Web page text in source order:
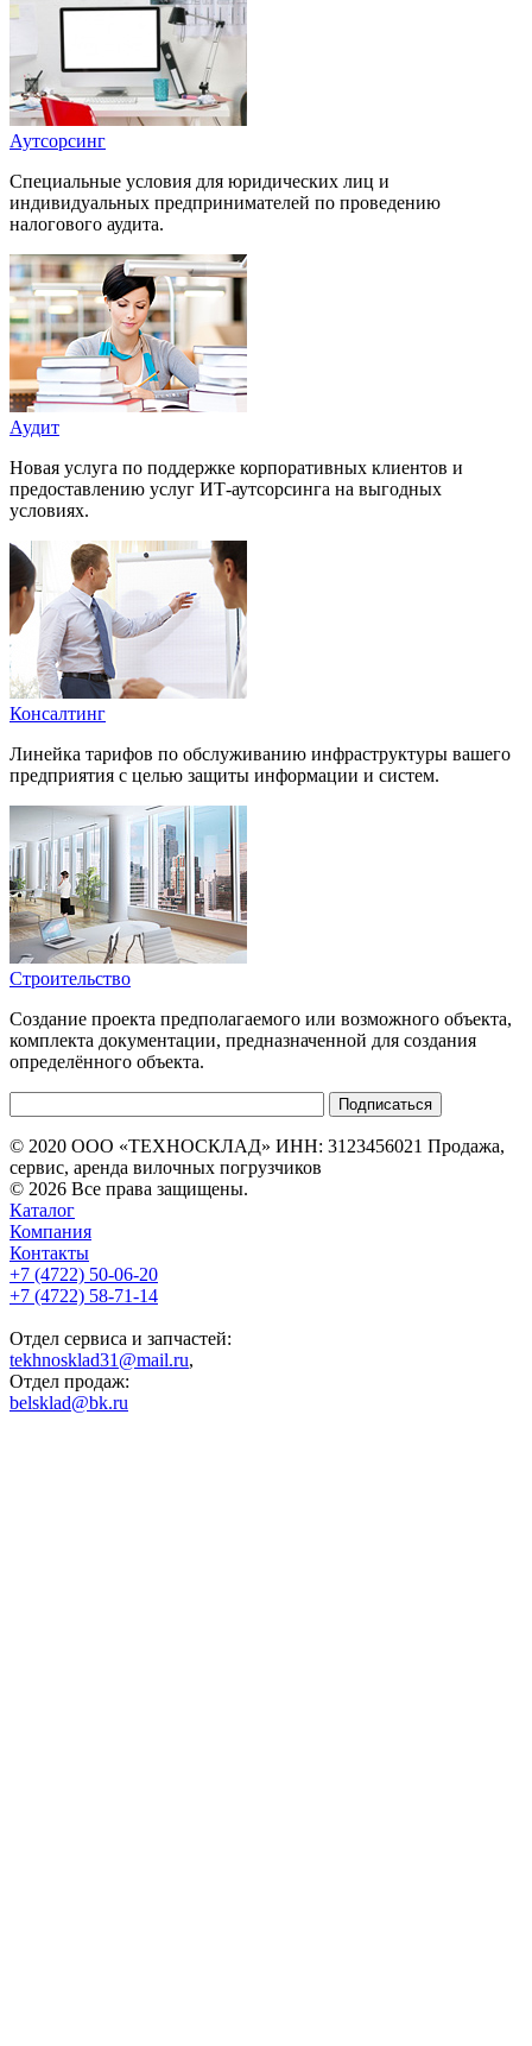
Аутсорсинг
Специальные условия для юридических лиц и
индивидуальных предпринимателей по проведению
налогового аудита.
Аудит
Новая услуга по поддержке корпоративных клиентов и
предоставлению услуг ИТ-аутсорсинга на выгодных
условиях.
Консалтинг
Линейка тарифов по обслуживанию инфраструктуры вашего
предприятия с целью защиты информации и систем.
Строительство
Создание проекта предполагаемого или возможного объекта,
комплекта документации, предназначенной для создания
определённого объекта.
© 2020 ООО «ТЕХНОСКЛАД» ИНН: 3123456021 Продажа,
сервис, аренда вилочных погрузчиков
© 2026 Все права защищены.
Каталог
Компания
Контакты
+7 (4722) 50-06-20
+7 (4722) 58-71-14
Отдел сервиса и запчастей:
tekhnosklad31@mail.ru,
Отдел продаж:
belsklad@bk.ru